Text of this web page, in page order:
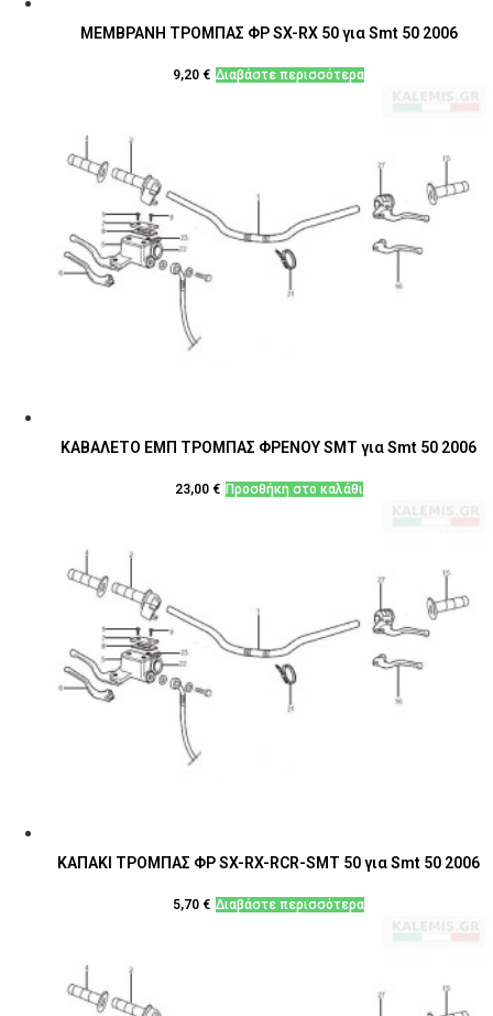
ΜΕΜΒΡΑΝΗ ΤΡΟΜΠΑΣ ΦΡ SX-RX 50 για Smt 50 2006
9,20 € Διαβάστε περισσότερα
ΚΑΒΑΛΕΤΟ ΕΜΠ ΤΡΟΜΠΑΣ ΦΡΕΝΟΥ SMT για Smt 50 2006
23,00 € Προσθήκη στο καλάθι
ΚΑΠΑΚΙ ΤΡΟΜΠΑΣ ΦΡ SX-RX-RCR-SMT 50 για Smt 50 2006
5,70 € Διαβάστε περισσότερα